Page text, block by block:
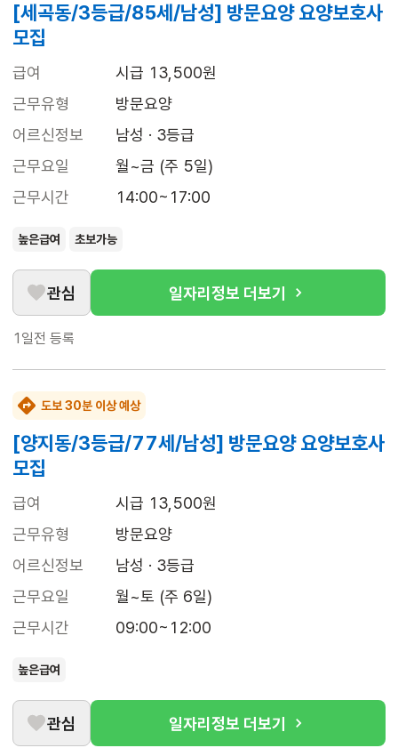
[세곡동/3등급/85세/남성] 방문요양 요양보호사
모집
급여
시급 13,500원
근무유형
방문요양
어르신정보
남성 · 3등급
근무요일
월~금 (주 5일)
근무시간
14:00~17:00
높은급여 초보가능
관심 일자리정보 더보기
1일전 등록
도보 30분 이상 예상
[양지동/3등급/77세/남성] 방문요양 요양보호사
모집
급여
시급 13,500원
근무유형
방문요양
어르신정보
남성 · 3등급
근무요일
월~토 (주 6일)
근무시간
09:00~12:00
높은급여
관심 일자리정보 더보기